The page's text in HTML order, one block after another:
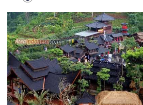
MOVIES REVIEW